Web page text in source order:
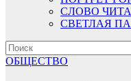
СЛОВО
СВЕТЛАЯ
ОБЩЕСТВО